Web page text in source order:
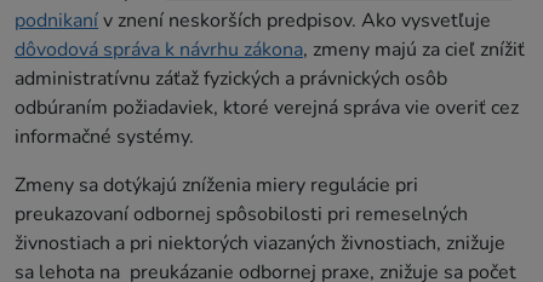
podnikanív znení neskorších predpisov. Ako vysvetľuje
dôvodová správa k návrhu zákona, zmeny majú za cieľ znížiť
administratívnu záťaž fyzických a právnických osôb
odbúraním požiadaviek, ktoré verejná správa vie overiť cez
informačné systémy.
Zmeny sa dotýkajú zníženia miery regulácie pri
preukazovaní odbornej spôsobilosti pri remeselných
živnostiach a pri niektorých viazaných živnostiach, znižuje
sa lehota na preukázanie odbornej praxe, znižuje sa počet